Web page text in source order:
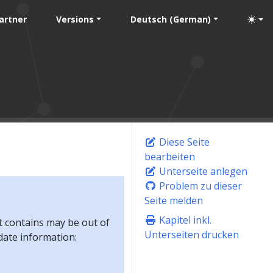
Versions Deutsch (German)
Diese Seite
bearbeiten
Unterseite anlegen
Problem zu dieser
Seite melden
Kapitel inkl.
Unterseiten drucken
may be out of
information: